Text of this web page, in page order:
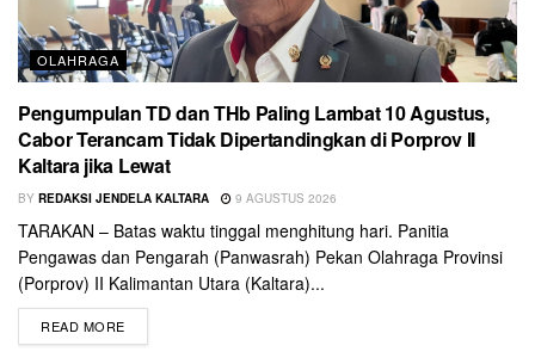
OLAHRAGA
Pengumpulan TD dan THb Paling Lambat 10 Agustus,
Cabor Terancam Tidak Dipertandingkan di Porprov II
Kaltara jika Lewat
BY REDAKSI JENDELA KALTARA 9 AGUSTUS 2026
TARAKAN – Batas waktu tinggal menghitung hari. Panitia
Pengawas dan Pengarah (Panwasrah) Pekan Olahraga Provinsi
(Porprov) II Kalimantan Utara (Kaltara)...
READ MORE